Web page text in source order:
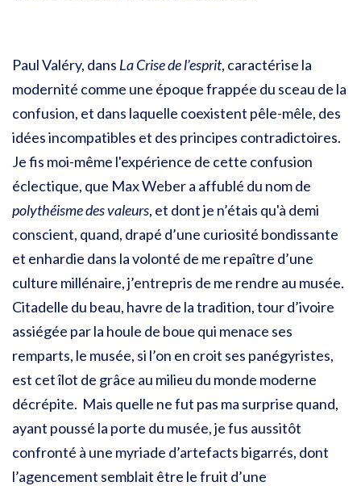
Paul Valéry, dans La Crise de l’esprit, caractérise la
modernité comme une époque frappée du sceau de la
confusion, et dans laquelle coexistent pêle-mêle, des
idées incompatibles et des principes contradictoires.
Je fis moi-même l'expérience de cette confusion
éclectique, que Max Weber a affublé du nom de
polythéisme des valeurs, et dont je n’étais qu'à demi
conscient, quand, drapé d’une curiosité bondissante
et enhardie dans la volonté de me repaître d’une
culture millénaire, j’entrepris de me rendre au musée.
Citadelle du beau, havre de la tradition, tour d’ivoire
assiégée par la houle de boue qui menace ses
remparts, le musée, si l’on en croit ses panégyristes,
est cet îlot de grâce au milieu du monde moderne
décrépite. Mais quelle ne fut pas ma surprise quand,
ayant poussé la porte du musée, je fus aussitôt
confronté à une myriade d’artefacts bigarrés, dont
l’agencement semblait être le fruit d’une